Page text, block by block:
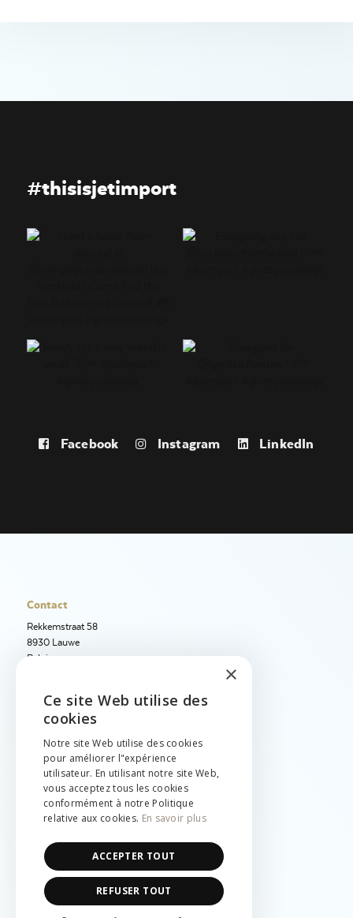
#thisisjetimport
Facebook Instagram LinkedIn
Contact
Rekkemstraat 58
8930 Lauwe
Belgique
+32 56 50 12 95
info@jetimport.be
Langue
English
Nederlands
Français
Légal
Cookies & vie privée
Conditions générales
ENGLISH
×
Ce site Web utilise des
cookies
Notre site Web utilise des cookies
pour améliorer l"expérience
utilisateur. En utilisant notre site Web,
vous acceptez tous les cookies
conformément à notre Politique
relative aux cookies. En savoir plus
ACCEPTER TOUT
REFUSER TOUT